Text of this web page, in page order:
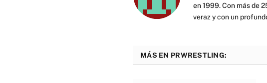
en 1999. Con más de
veraz y con un
MÁS EN PRWRESTLING: